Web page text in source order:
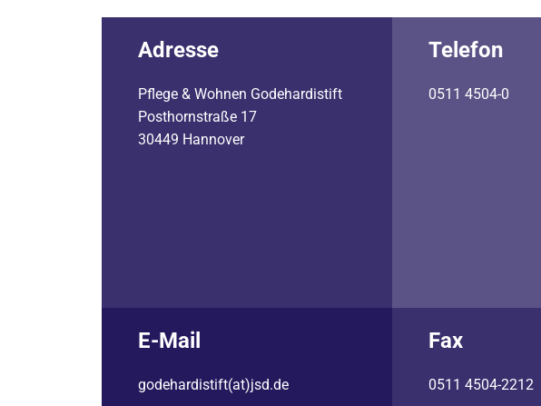
Adresse
Pflege & Wohnen Godehardistift
Posthornstraße 17
30449 Hannover
Telefon
0511 4504-0
E-Mail
godehardistift(at)jsd.de
Fax
0511 4504-2212